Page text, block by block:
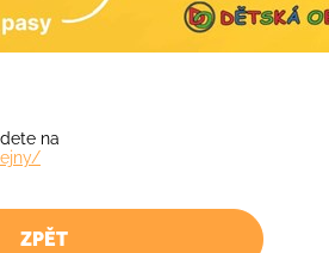
na
ZPĚT